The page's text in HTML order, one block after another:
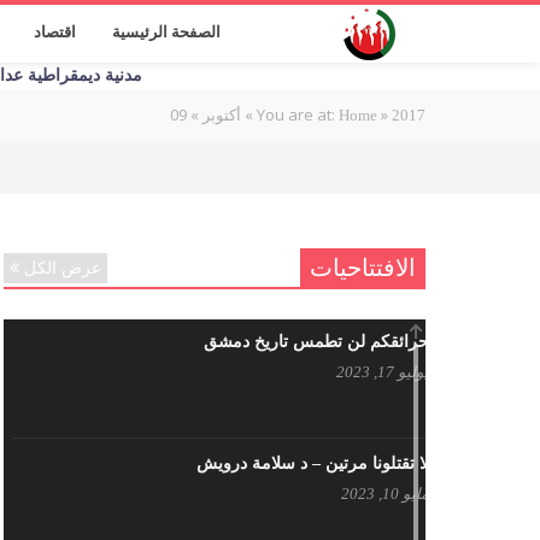
الصفحة الرئيسية اقتصاد
مدنية ديمقراطية عدالة
You are at: Home » 2017
» أكتوبر »
09
الافتتاحيات عرض الكل
حرائقكم لن تطمس تاريخ دمشق
يوليو 17, 2023
لا تقتلونا مرتين – د سلامة درويش
مايو 10, 2023